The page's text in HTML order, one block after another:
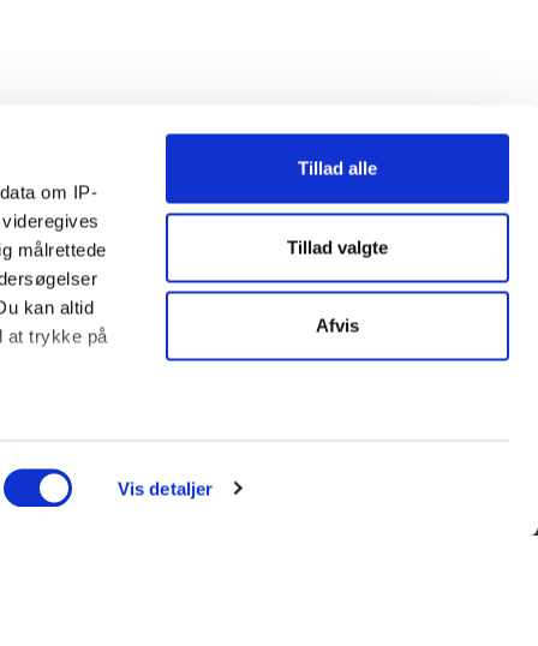
om IP-
målrettede
kan altid
at trykke på
Vis detaljer
Tillad alle
Tillad valgte
Afvis